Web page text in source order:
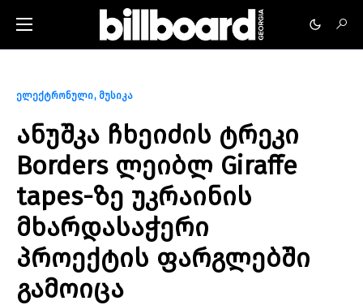
ელექტრონული მუსიკა
ანუშკა ჩხეიძის ტრეკი
Borders ლეიბლ Giraffe
tapes-ზე უკრაინის
მხარდასაჭერი
პროექტის ფარგლებში
გამოიცა